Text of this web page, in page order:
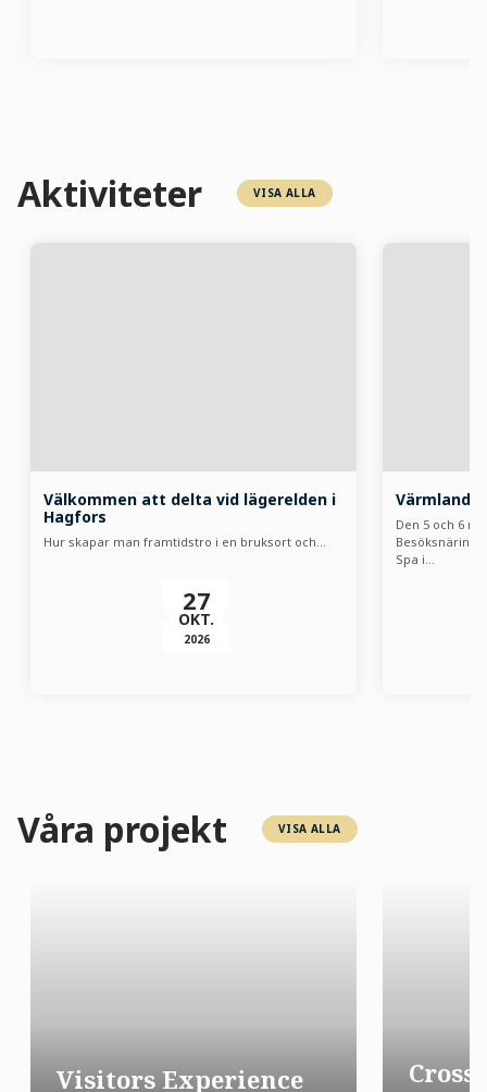
Aktiviteter VISA ALLA
Välkommen att delta vid lägerelden i
Hagfors
Hur skapar man framtidstro i en bruksort och…
27
OKT.
2026
Värmlands
Den 5 och 6
Spa i…
Våra projekt VISA ALLA
Visitors Experience